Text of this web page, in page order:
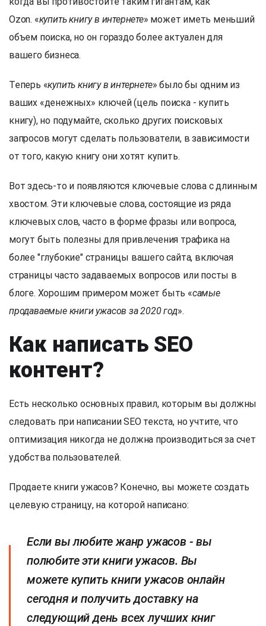
Ozon. «купить книгу в интернете» может иметь меньший
объем поиска, но он гораздо более актуален для
вашего бизнеса.
Теперь «купить книгу в интернете» было бы одним из
ваших «денежных» ключей (цель поиска - купить
книгу), но подумайте, сколько других поисковых
запросов могут сделать пользователи, в зависимости
от того, какую книгу они хотят купить.
Вот здесь-то и появляются ключевые слова с длинным
хвостом. Эти ключевые слова, состоящие из ряда
ключевых слов, часто в форме фразы или вопроса,
могут быть полезны для привлечения трафика на
более "глубокие" страницы вашего сайта, включая
страницы часто задаваемых вопросов или посты в
блоге. Хорошим примером может быть «самые
продаваемые книги ужасов за 2020 год».
Как написать SEO
контент?
Есть несколько основных правил, которым вы должны
следовать при написании SEO текста, но учтите, что
оптимизация никогда не должна производиться за счет
удобства пользователей.
Продаете книги ужасов? Конечно, вы можете создать
целевую страницу, на которой написано:
Если вы любите жанр ужасов - вы
полюбите эти книги ужасов. Вы
можете купить книги ужасов онлайн
сегодня и получить доставку на
следующий день всех лучших книг